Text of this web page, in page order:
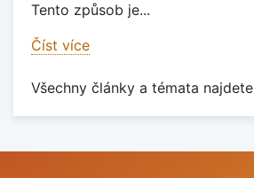
Tento způsob je...
Číst více
Všechny články a témata najdete